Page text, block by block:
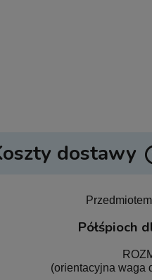
dostawy
Półśpioch
(orientacyjna waga